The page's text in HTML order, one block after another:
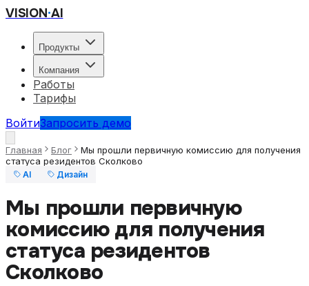
VISION·AI
Продукты
Компания
Работы
Тарифы
ВойтиЗапросить демо
Главная Блог
Мы прошли первичную комиссию для получения
статуса резидентов Сколково
AI Дизайн
Мы прошли первичную
комиссию для получения
статуса резидентов
Сколково